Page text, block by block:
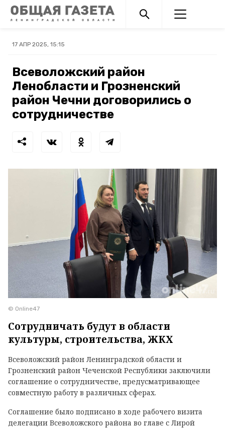
17 АПР 2025, 15:15
Всеволожский район
Ленобласти и Грозненский
район Чечни договорились о
сотрудничестве
© Online47
Сотрудничать будут в области
культуры, строительства, ЖКХ
Всеволожский район Ленинградской области и
Грозненский район Чеченской Республики заключили
соглашение о сотрудничестве, предусматривающее
совместную работу в различных сферах.
Соглашение было подписано в ходе рабочего визита
делегации Всеволожского района во главе с Лирой